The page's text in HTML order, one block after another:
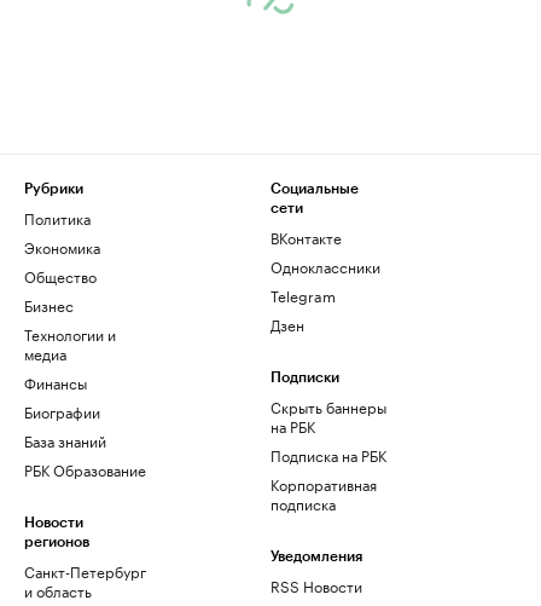
Рубрики
Политика
Экономика
Общество
Бизнес
Технологии и
медиа
Финансы
Биографии
База знаний
РБК Образование
Новости
регионов
Санкт-Петербург
и область
Социальные
сети
ВКонтакте
Одноклассники
Telegram
Дзен
Подписки
Скрыть баннеры
на РБК
Подписка на РБК
Корпоративная
подписка
Уведомления
RSS Новости